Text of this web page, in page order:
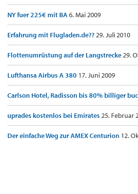
NY fuer 225€ mit BA6. Mai 2009
Erfahrung mit Flugladen.de??29. Juli 2010
Flottenumrüstung auf der Langstrecke29.
Lufthansa Airbus A 380 17. Juni 2009
Carlson Hotel, Radisson bis 80% billiger
uprades kostenlos bei Emirates25. Februar
Der einfache Weg zur AMEX Centurion 12.